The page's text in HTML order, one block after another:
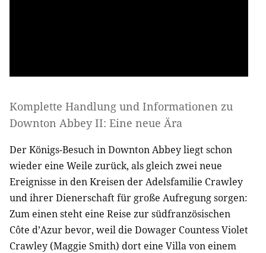
Komplette Handlung und Informationen zu
Downton Abbey II: Eine neue Ära
Der Königs-Besuch in Downton Abbey liegt schon
wieder eine Weile zurück, als gleich zwei neue
Ereignisse in den Kreisen der Adelsfamilie Crawley
und ihrer Dienerschaft für große Aufregung sorgen:
Zum einen steht eine Reise zur südfranzösischen
Côte d’Azur bevor, weil die Dowager Countess Violet
Crawley (Maggie Smith) dort eine Villa von einem